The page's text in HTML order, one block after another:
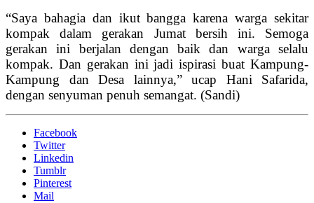
“Saya bahagia dan ikut bangga karena warga sekitar
kompak dalam gerakan Jumat bersih ini. Semoga
gerakan ini berjalan dengan baik dan warga selalu
kompak. Dan gerakan ini jadi ispirasi buat Kampung-
Kampung dan Desa lainnya,” ucap Hani Safarida,
dengan senyuman penuh semangat. (Sandi)
Facebook
Twitter
Linkedin
Tumblr
Pinterest
Mail